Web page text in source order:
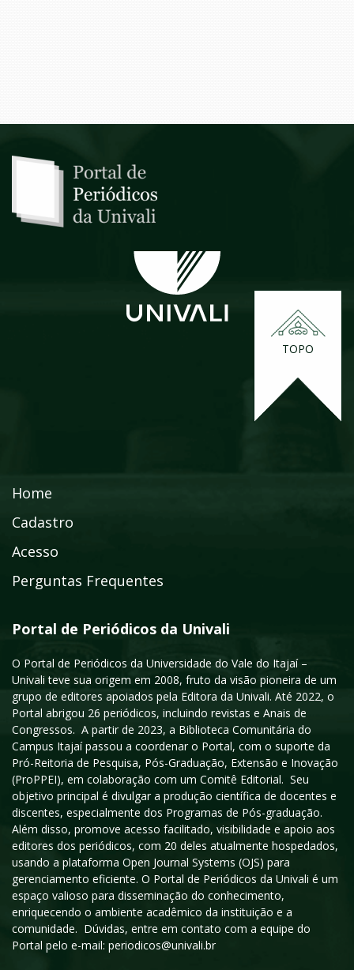
TOPO
Home
Cadastro
Acesso
Perguntas Frequentes
Portal de Periódicos da Univali
O Portal de Periódicos da Universidade do Vale do Itajaí –
Univali teve sua origem em 2008, fruto da visão pioneira de um
grupo de editores apoiados pela Editora da Univali. Até 2022, o
Portal abrigou 26 periódicos, incluindo revistas e Anais de
Congressos. A partir de 2023, a Biblioteca Comunitária do
Campus Itajaí passou a coordenar o Portal, com o suporte da
Pró-Reitoria de Pesquisa, Pós-Graduação, Extensão e Inovação
(ProPPEI), em colaboração com um Comitê Editorial. Seu
objetivo principal é divulgar a produção científica de docentes e
discentes, especialmente dos Programas de Pós-graduação.
Além disso, promove acesso facilitado, visibilidade e apoio aos
editores dos periódicos, com 20 deles atualmente hospedados,
usando a plataforma Open Journal Systems (OJS) para
gerenciamento eficiente. O Portal de Periódicos da Univali é um
espaço valioso para disseminação do conhecimento,
enriquecendo o ambiente acadêmico da instituição e a
comunidade. Dúvidas, entre em contato com a equipe do
Portal pelo e-mail: periodicos@univali.br